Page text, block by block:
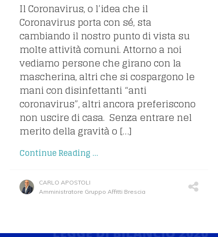
Il Coronavirus, o l’idea che il
Coronavirus porta con sé, sta
cambiando il nostro punto di vista su
molte attività comuni. Attorno a noi
vediamo persone che girano con la
mascherina, altri che si cospargono le
mani con disinfettanti “anti
coronavirus”, altri ancora preferiscono
non uscire di casa. Senza entrare nel
merito della gravità o […]
Continue Reading ...
CARLO APOSTOLI
Amministratore Gruppo Affitti Brescia